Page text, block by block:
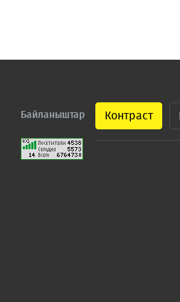
Байланыштар Контраст